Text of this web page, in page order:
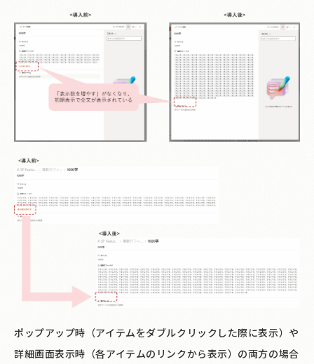
ポップアップ時（アイテムをダブルクリックした際に表示）や
詳細画面表示時（各アイテムのリンクから表示）の両方の場合